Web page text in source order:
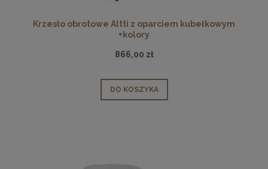
Krzesło obrotowe Altti z oparciem kubełkowym
+kolory
866,00 zł
DO KOSZYKA